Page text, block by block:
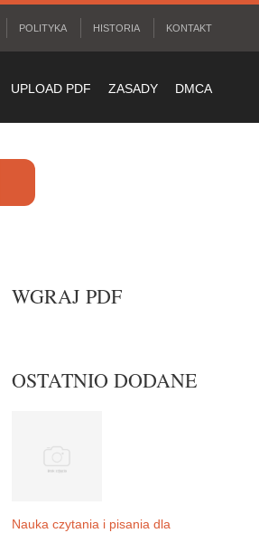
POLITYKA HISTORIA KONTAKT
UPLOAD PDF ZASADY DMCA
WGRAJ PDF
OSTATNIO DODANE
Nauka czytania i pisania dla